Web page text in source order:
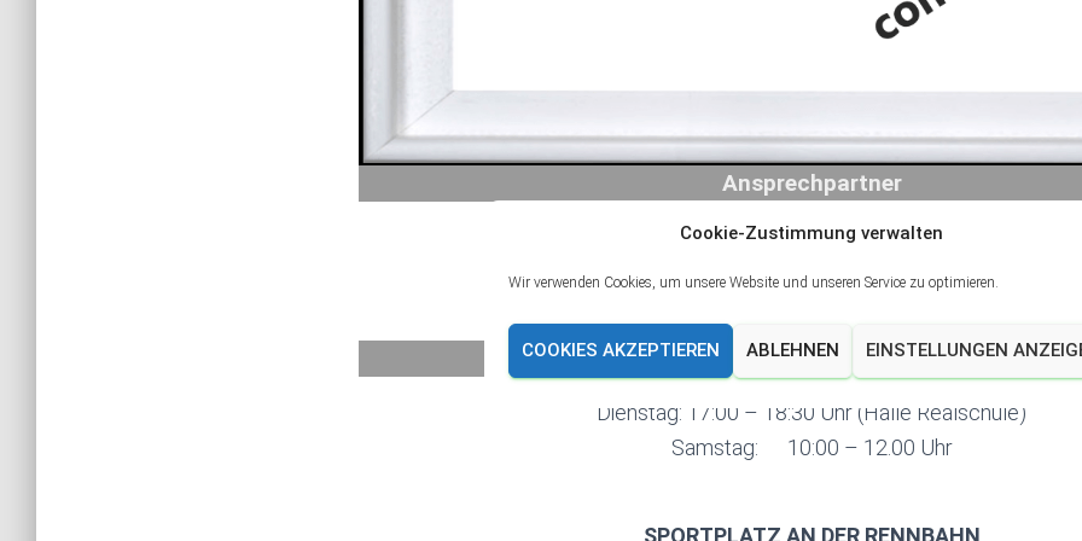
Cookie-Zustimmung verwalten
Wir verwenden Cookies, um unsere Website und unseren Service zu optimieren.
COOKIES AKZEPTIEREN ABLEHNEN EINSTELLUNGEN
Ansprechpartner
Email:minitrainer@spvg-linderhausen.de
Trainingszeiten
Dienstag: 17:00 – 18:30 Uhr (Halle Realschule)
Samstag: 10:00 – 12.00 Uhr
SPORTPLATZ AN DER RENNBAHN